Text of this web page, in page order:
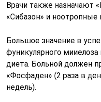
Врачи также назначают
«Сибазон» и ноотропные
Большое значение в
фуникулярного
диета. Больной должен
«Фосфаден» (2 раза в
недель).